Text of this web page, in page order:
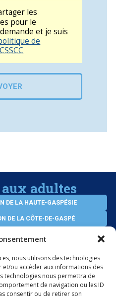
nous utilisons des technologies
ou accéder aux informations des
technologies nous permettra de
de navigation ou les ID
consentir ou de retirer son
les
pour le
et je suis
de
adultes
DE LA HAUTE-GASPÉSIE
DE LA CÔTE-DE-GASPÉ
ENTREPRISES